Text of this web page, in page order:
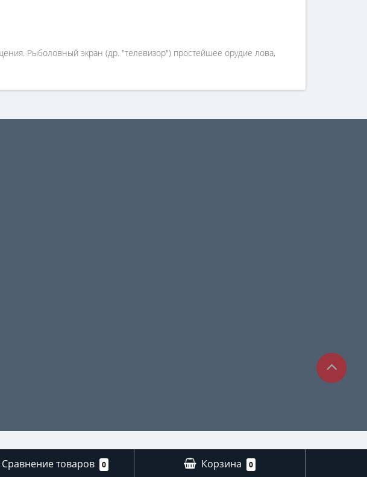
Рыболовный экран (др. "телевизор") простейшее орудие лова,
Сравнение товаров 0 Корзина 0